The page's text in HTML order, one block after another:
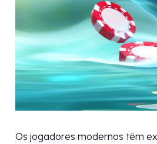
Os jogadores modernos têm